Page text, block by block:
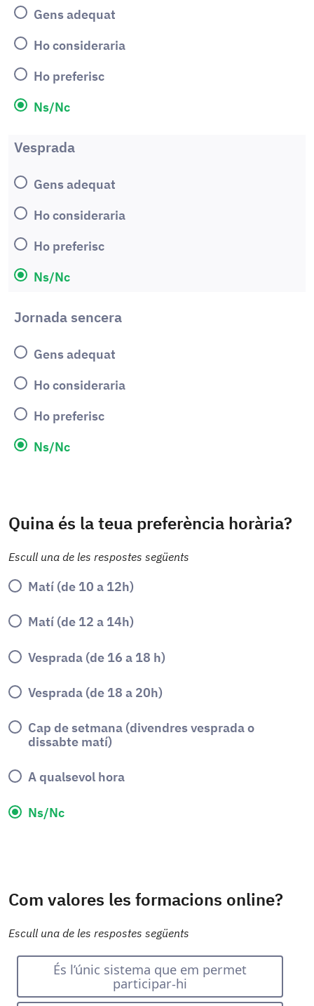
Gens adequat
Ho consideraria
Ho preferisc
Ns/Nc
Vesprada
Gens adequat
Ho consideraria
Ho preferisc
Ns/Nc
Jornada sencera
Gens adequat
Ho consideraria
Ho preferisc
Ns/Nc
Quina és la teua preferència horària?
Escull una de les respostes següents
Matí (de 10 a 12h)
Matí (de 12 a 14h)
Vesprada (de 16 a 18 h)
Vesprada (de 18 a 20h)
Cap de setmana (divendres vesprada o
dissabte matí)
A qualsevol hora
Ns/Nc
Com valores les formacions online?
Escull una de les respostes següents
És l’únic sistema que em permet
participar-hi